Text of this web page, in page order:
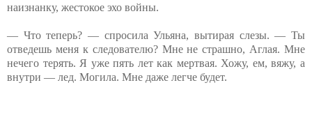
наизнанку, жестокое эхо войны.
— Что теперь? — спросила Ульяна, вытирая слезы. — Ты
отведешь меня к следователю? Мне не страшно, Аглая. Мне
нечего терять. Я уже пять лет как мертвая. Хожу, ем, вяжу, а
внутри — лед. Могила. Мне даже легче будет.